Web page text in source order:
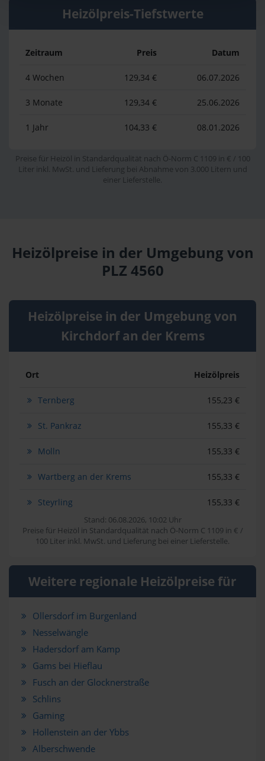
Heizölpreis-Tiefstwerte
Zeitraum Preis Datum
4 Wochen 129,34 € 06.07.2026
3 Monate 129,34 € 25.06.2026
1 Jahr 104,33 € 08.01.2026
Preise für Heizöl in Standardqualität nach Ö-Norm C 1109 in € / 100
Liter inkl. MwSt. und Lieferung bei Abnahme von 3.000 Litern und
einer Lieferstelle.
Heizölpreise in der Umgebung von
PLZ 4560
Heizölpreise in der Umgebung von
Kirchdorf an der Krems
Ort Heizölpreis
Ternberg 155,23 €
St. Pankraz 155,33 €
Molln 155,33 €
Wartberg an der Krems 155,33 €
Steyrling 155,33 €
Stand: 06.08.2026, 10:02 Uhr
Preise für Heizöl in Standardqualität nach Ö-Norm C 1109 in € /
100 Liter inkl. MwSt. und Lieferung bei einer Lieferstelle.
Weitere regionale Heizölpreise für
Ollersdorf im Burgenland
Nesselwängle
Hadersdorf am Kamp
Gams bei Hieflau
Fusch an der Glocknerstraße
Schlins
Gaming
Hollenstein an der Ybbs
Alberschwende